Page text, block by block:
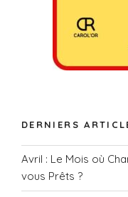
DERNIERS
Avril : Le Mois où
vous Prêts ?